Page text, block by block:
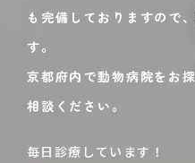
も完備しておりますので
す。
京都府内で動物病院をお
相談ください。
毎日診療しています！